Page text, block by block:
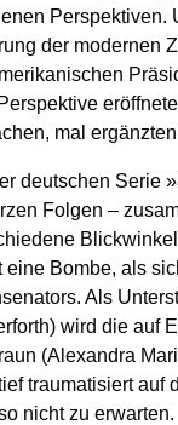
Perspektiven.
der modernen
mal
deutschen Serie »
Folgen –
eine Bombe, als
Als
wird die auf
(Alexandra
traumatisiert auf
nicht zu erwarten.